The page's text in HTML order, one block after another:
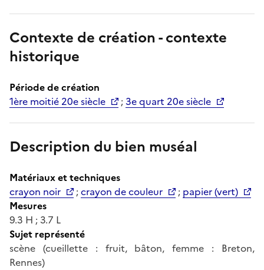
Contexte de création - contexte
historique
Période de création
1ère moitié 20e siècle
;3e quart 20e siècle
Description du bien muséal
Matériaux et techniques
crayon noir
;crayon de couleur ; papier (vert)
Mesures
9.3 H ; 3.7 L
Sujet représenté
scène (cueillette : fruit, bâton, femme : Breton,
Rennes)